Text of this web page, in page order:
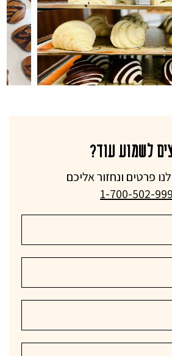
לשמוע עוד?
פרטים ונחזור אליכם
1-700-502-999